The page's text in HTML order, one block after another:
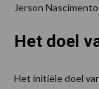
Jerson Nascimento
Het doel
Het initiële doel